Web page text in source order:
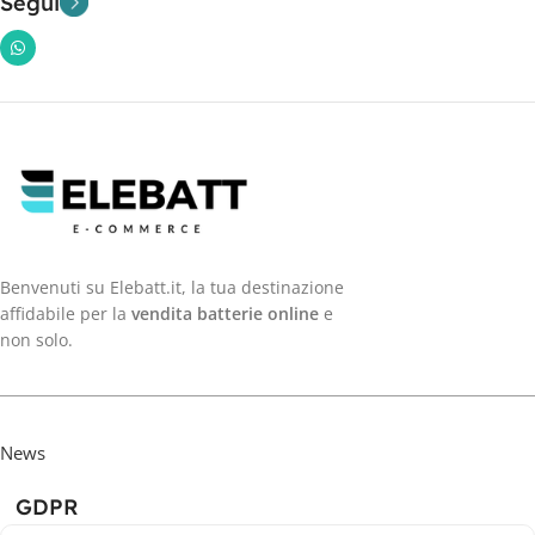
Benvenuti su Elebatt.it, la tua destinazione
affidabile per la vendita batterie online e
non solo.
News
GDPR